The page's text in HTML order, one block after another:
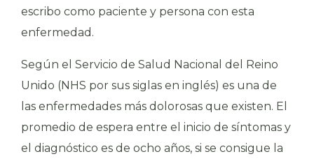
escribo como paciente y persona con esta
enfermedad.
Según el Servicio de Salud Nacional del Reino
Unido (NHS por sus siglas en inglés) es una de
las enfermedades más dolorosas que existen. El
promedio de espera entre el inicio de síntomas y
el diagnóstico es de ocho años, si se consigue la